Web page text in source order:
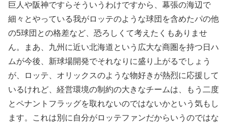
巨人や阪神ですらそういうわけですから、幕張の海辺で
細々とやっている我がロッテのような球団を含めたパの他
の5球団との格差など、恐ろしくて考えたくもありませ
ん。まあ、九州に近い北海道という広大な商圏を持つ日ハ
ムが今後、新球場開発でそれなりに盛り上がるでしょう
が、ロッテ、オリックスのような物好きが熱烈に応援して
いるけれど、経営環境の制約の大きなチームは、もう二度
とペナントフラッグを取れないのではないかという気もし
ます。これは別に自分がロッテファンだからいうのではな